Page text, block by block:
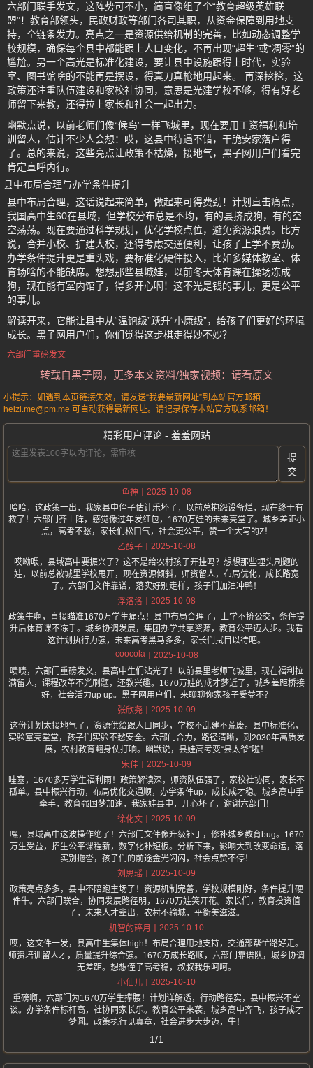
六部门联手发文，这阵势可不小，简直像组了个“教育超级英雄联
盟”！教育部领头，民政财政等部门各司其职，从资金保障到用地支
持，全链条发力。亮点之一是资源供给机制的完善，比如动态调整学
校规模，确保每个县中都能跟上人口变化，不再出现“超生”或“凋零”的
尴尬。另一个高光是标准化建设，要让县中设施跟得上时代，实验
室、图书馆啥的不能再是摆设，得真刀真枪地用起来。 再深挖挖，这
政策还注重队伍建设和家校社协同，意思是光建学校不够，得有好老
师留下来教，还得拉上家长和社会一起出力。
幽默点说，以前老师们像“候鸟”一样飞城里，现在要用工资福利和培
训留人，估计不少人会想：哎，这县中待遇不错，干脆安家落户得
了。总的来说，这些亮点让政策不枯燥，接地气，黑子网用户们看完
肯定直呼内行。
县中布局合理与办学条件提升
县中布局合理，这话说起来简单，做起来可得费劲！计划直击痛点，
我国高中生60在县域，但学校分布总是不均，有的县挤成狗，有的空
空荡荡。现在要通过科学规划，优化学校点位，避免资源浪费。比方
说，合并小校、扩建大校，还得考虑交通便利，让孩子上学不费劲。
办学条件提升更是重头戏，要标准化硬件投入，比如多媒体教室、体
育场啥的不能缺席。想想那些县城娃，以前冬天体育课在操场冻成
狗，现在能有室内馆了，得多开心啊！这不光是钱的事儿，更是公平
的事儿。
解读开来，它能让县中从“温饱级”跃升“小康级”，给孩子们更好的环境
成长。黑子网用户们，你们觉得这步棋走得妙不妙？
六部门重磅发文
转载自黑子网，更多本文资料/独家视频：请看原文
小提示：如遇到本页链接失效，请发送“我要最新网址”到本站官方邮箱
heizi.me@pm.me 可自动获得最新网址。请记录保存本站官方联系邮箱！
精彩用户评论 - 羞羞网站
提
交
鱼神
2025-10-08
哈哈，这政策一出，我家县中侄子估计乐坏了，以前总抱怨设备烂，现在终于有
救了！六部门齐上阵，感觉像过年发红包，1670万娃的未来亮堂了。城乡差距小
点，高考不愁，家长们松口气，社会更公平，赞一个大写的Z！
乙醇子
2025-10-08
哎呦喂，县域高中要振兴了？这不是给农村孩子开挂吗？想想那些埋头刷题的
娃，以前总被城里学校甩开，现在资源倾斜，师资留人，布局优化，成长路宽
了。六部门文件靠谱，落实好别走样，孩子们加油冲鸭！
浮洛洛
2025-10-08
政策牛啊，直接瞄准1670万学生痛点！县中布局合理了，上学不挤公交，条件提
升后体育课不冻手。城乡协调发展，集团办学共享资源，教育公平迈大步。我看
这计划执行力强，未来高考黑马多多，家长们拭目以待吧。
coocola
2025-10-08
啧啧，六部门重磅发文，县高中生们沾光了！以前县里老师飞城里，现在福利拉
满留人，课程改革不光刷题，还教兴趣。1670万娃的成才梦近了，城乡差距桥接
好，社会活力up up。黑子网用户们，来聊聊你家孩子受益不？
张欣尧
2025-10-09
这份计划太接地气了，资源供给跟人口同步，学校不乱建不荒废。县中标准化，
实验室亮堂堂，孩子们实验不愁安全。六部门合力，路径清晰，到2030年高质发
展，农村教育翻身仗打响。幽默说，县娃高考变“县太爷”啦！
宋佳
2025-10-09
哇塞，1670多万学生福利雨！政策解读深，师资队伍强了，家校社协同，家长不
孤单。县中振兴行动，布局优化交通顺，办学条件up，成长成才稳。城乡高中手
牵手，教育强国梦加速，我家娃县中，开心坏了，谢谢六部门！
徐化文
2025-10-09
嘿，县域高中这波操作绝了！六部门文件像升级补丁，修补城乡教育bug。1670
万生受益，招生公平课程新，数字化补短板。分析下来，影响大到改变命运，落
实别拖沓，孩子们的前途金光闪闪，社会点赞不停！
刘思瑶
2025-10-09
政策亮点多多，县中不陪跑主场了！资源机制完善，学校规模刚好，条件提升硬
件牛。六部门联合，协同发展路径明，1670万娃笑开花。家长们，教育投资值
了，未来人才辈出，农村不输城，平衡美滋滋。
机智的碎月
2025-10-10
哎，这文件一发，县高中生集体high！布局合理用地支持，交通部帮忙路好走。
师资培训留人才，质量提升综合强。1670万成长路顺，六部门靠谱队，城乡协调
无差距。想想侄子高考稳，叔叔我乐呵呵。
小仙儿
2025-10-10
重磅啊，六部门为1670万学生撑腰！计划详解透，行动路径实，县中振兴不空
谈。办学条件标杆高，社协同家长乐。教育公平来袭，城乡高中齐飞，孩子成才
梦圆。政策执行见真章，社会进步大步迈，牛！
1/1